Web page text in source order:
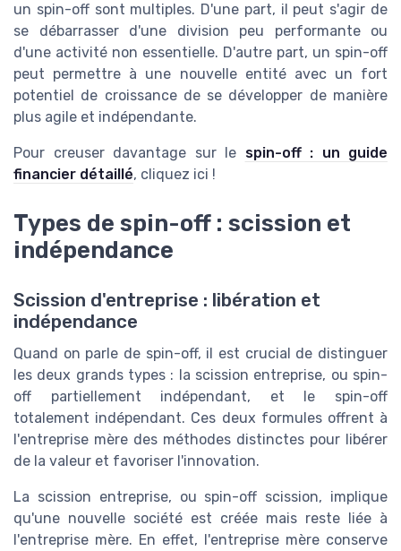
un spin-off sont multiples. D'une part, il peut s'agir de
se débarrasser d'une division peu performante ou
d'une activité non essentielle. D'autre part, un spin-off
peut permettre à une nouvelle entité avec un fort
potentiel de croissance de se développer de manière
plus agile et indépendante.
Pour creuser davantage sur le spin-off : un guide
financier détaillé, cliquez ici !
Types de spin-off : scission et
indépendance
Scission d'entreprise : libération et
indépendance
Quand on parle de spin-off, il est crucial de distinguer
les deux grands types : la scission entreprise, ou spin-
off partiellement indépendant, et le spin-off
totalement indépendant. Ces deux formules offrent à
l'entreprise mère des méthodes distinctes pour libérer
de la valeur et favoriser l'innovation.
La scission entreprise, ou spin-off scission, implique
qu'une nouvelle société est créée mais reste liée à
l'entreprise mère. En effet, l'entreprise mère conserve